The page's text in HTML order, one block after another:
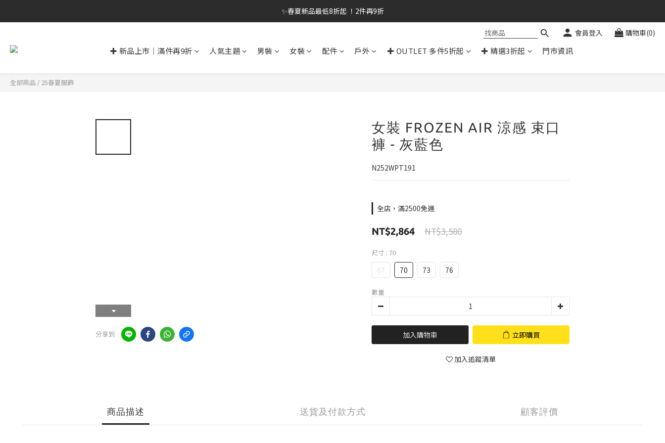
✨春夏新品最低8折起 ！2件再9折
✨春夏新品最低8折起 ！2件再9折
✨購買指定後背包送好運鑰匙圈 (贈完為止)
會員登入 購物車(0)
✚ 新品上市｜滿件再9折 人氣主題 男裝 女裝 配件 戶外 ✚ OUTLET 多件5折起 ✚ 精選3折起 門市資訊
全部商品 / 25春夏服飾
分享到
女裝 FROZEN AIR 涼感 束口
褲 - 灰藍色
N252WPT191
全店，滿2500免運
NT$2,864 NT$3,580
尺寸 : 70
67 70 73 76
數量
加入購物車 立即購買
加入追蹤清單
商品描述 送貨及付款方式 顧客評價